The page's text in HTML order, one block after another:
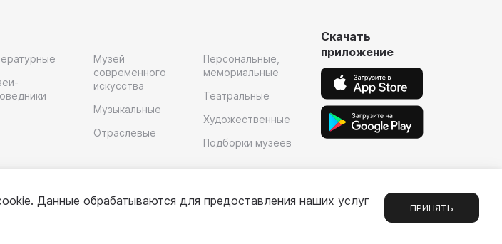
Музей
современного
искусства
Музыкальные
Отраслевые
Персональные,
мемориальные
Театральные
Художественные
Подборки музеев
Скачать
приложение
. Данные обрабатываются для предоставления наших услуг
ПРИНЯТЬ